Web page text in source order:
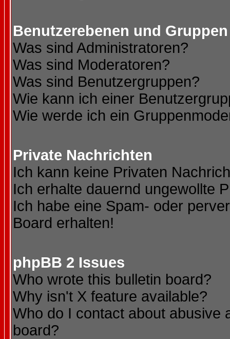
Benutzerebenen und Gruppen
Was sind Administratoren?
Was sind Moderatoren?
Was sind Benutzergruppen?
Wie kann ich einer
Wie werde ich ein
Private Nachrichten
Ich kann keine Privaten
Ich erhalte dauernd ungewollte
Ich habe eine Spam- oder
Board erhalten!
phpBB 2 Issues
Who wrote this bulletin board?
Why isn't X feature available?
Who do I contact about abusive
board?